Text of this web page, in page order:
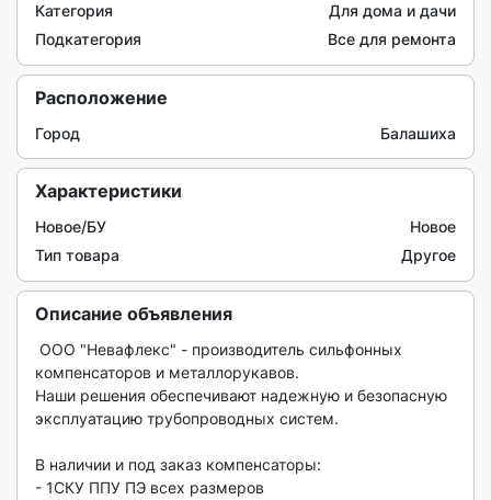
Категория
Для дома и дачи
Подкатегория
Все для ремонта
Расположение
Город Балашиха
Характеристики
Новое/БУ
Новое
Тип товара
Другое
Описание объявления
компенсаторов и металлорукавов.
Наши решения обеспечивают надежную и безопасную
эксплуатацию трубопроводных систем.
В наличии и под заказ компенсаторы:
- 1СКУ ППУ ПЭ всех размеров